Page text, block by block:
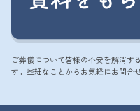
ご葬儀について皆様の不安を解消す
す。些細なことからお気軽にお問合